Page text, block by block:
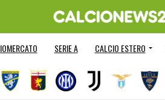
SERIE A CALCIO ESTERO